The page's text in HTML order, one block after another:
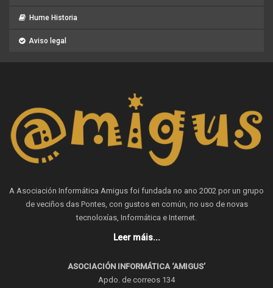
Hume Historia
Aviso legal
A Asociación Informática Amigus foi fundada no ano 2002 por un grupo
de veciños das Pontes, con gustos en común, no uso de novas
tecnoloxías, Informática e Internet.
Leer máis...
ASOCIACIÓN INFORMÁTICA ‘AMIGUS’
Apdo. de correos 134